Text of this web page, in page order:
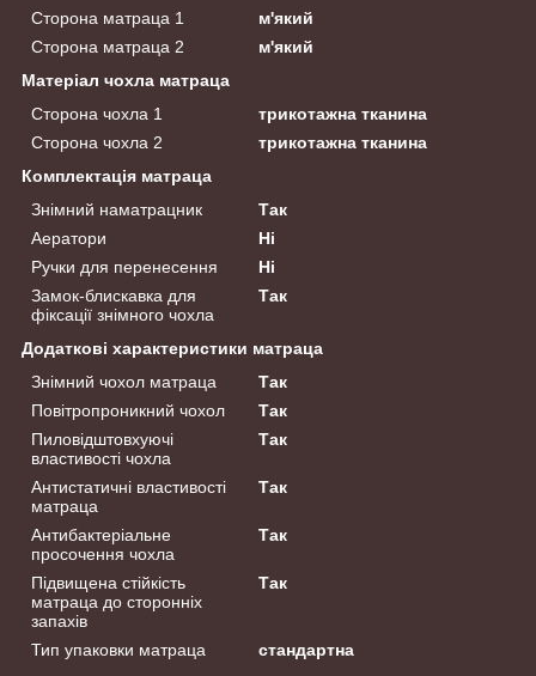
Сторона матраца 1
м'який
Сторона матраца 2
м'який
Матеріал чохла матраца
Сторона чохла 1
трикотажна тканина
Сторона чохла 2
трикотажна тканина
Комплектація матраца
Знімний наматрацник
Так
Аератори
Ні
Ручки для перенесення
Ні
Замок-блискавка для
фіксації знімного чохла
Так
Додаткові характеристики матраца
Знімний чохол матраца
Так
Повітропроникний чохол
Так
Пиловідштовхуючі
властивості чохла
Так
Антистатичні властивості
матраца
Так
Антибактеріальне
просочення чохла
Так
Підвищена стійкість
матраца до сторонніх
запахів
Так
Тип упаковки матраца
стандартна